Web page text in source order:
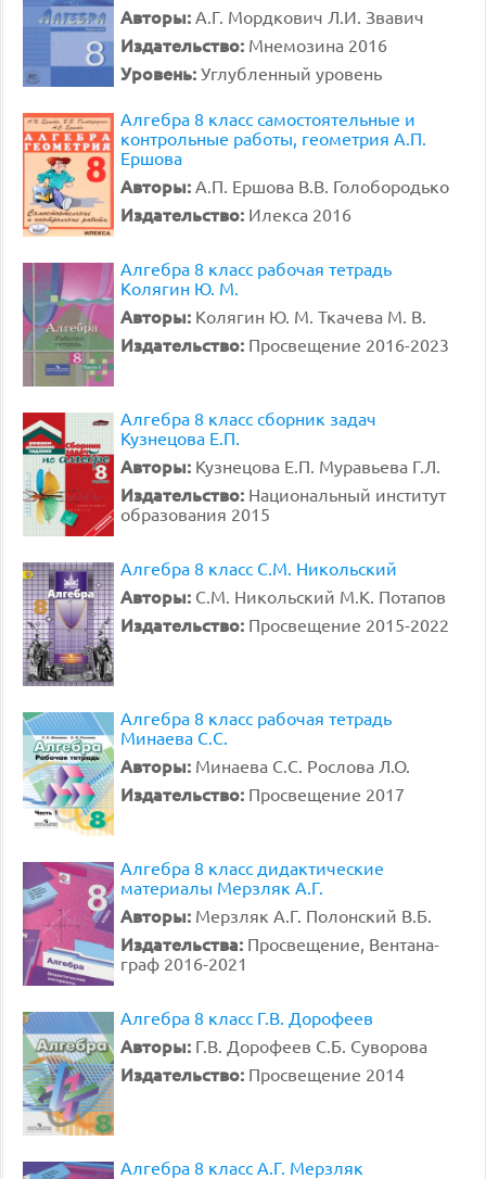
Авторы: А.Г. Мордкович Л.И. Звавич
Издательство: Мнемозина 2016
Уровень: Углубленный уровень
Алгебра 8 класс самостоятельные и
контрольные работы, геометрия А.П.
Ершова
Авторы: А.П. Ершова В.В. Голобородько
Издательство: Илекса 2016
Алгебра 8 класс рабочая тетрадь
Колягин Ю. М.
Авторы: Колягин Ю. М. Ткачева М. В.
Издательство: Просвещение 2016-2023
Алгебра 8 класс сборник задач
Кузнецова Е.П.
Авторы: Кузнецова Е.П. Муравьева Г.Л.
Издательство: Национальный институт
образования 2015
Алгебра 8 класс С.М. Никольский
Авторы: С.М. Никольский М.К. Потапов
Издательство: Просвещение 2015-2022
Алгебра 8 класс рабочая тетрадь
Минаева С.С.
Авторы: Минаева С.С. Рослова Л.О.
Издательство: Просвещение 2017
Алгебра 8 класс дидактические
материалы Мерзляк А.Г.
Авторы: Мерзляк А.Г. Полонский В.Б.
Издательства: Просвещение, Вентана-
граф 2016-2021
Алгебра 8 класс Г.В. Дорофеев
Авторы: Г.В. Дорофеев С.Б. Суворова
Издательство: Просвещение 2014
Алгебра 8 класс А.Г. Мерзляк